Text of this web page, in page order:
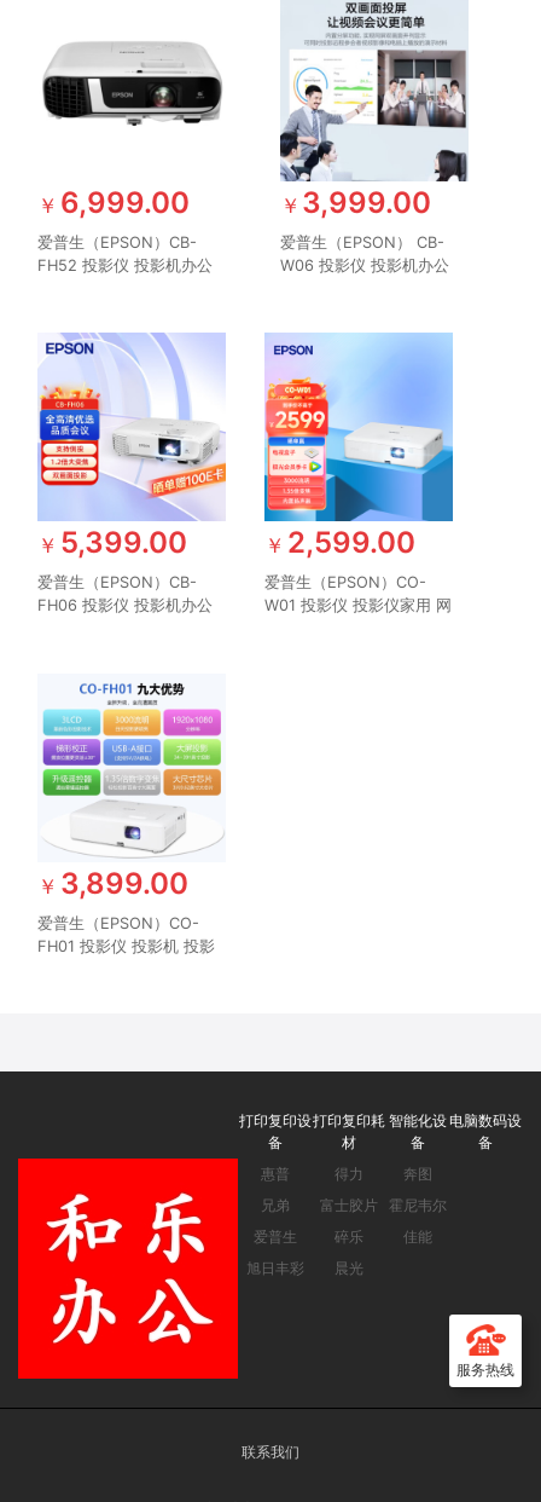
￥ 6,999.00
爱普生（EPSON）CB-
FH52 投影仪 投影机办公
￥ 3,999.00
爱普生（EPSON） CB-
W06 投影仪 投影机办公
￥ 5,399.00
爱普生（EPSON）CB-
FH06 投影仪 投影机办公
￥ 2,599.00
爱普生（EPSON）CO-
W01 投影仪 投影仪家用 网
￥ 3,899.00
爱普生（EPSON）CO-
FH01 投影仪 投影机 投影
打印复印设
备
惠普
兄弟
爱普生
旭日丰彩
打印复印耗
材
得力
富士胶片
碎乐
晨光
智能化设
备
奔图
霍尼韦尔
佳能
电脑数码设
备
联系我们
服务热线